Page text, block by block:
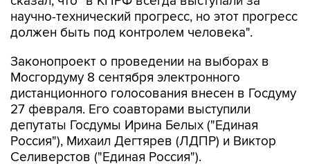
научно-технический прогресс, но этот прогресс
должен быть под контролем человека".
Законопроект о проведении на выборах в
Мосгордуму 8 сентября электронного
дистанционного голосования внесен в Госдуму
27 февраля. Его соавторами выступили
депутаты Госдумы Ирина Белых ("Единая
Россия"), Михаил Дегтярев (ЛДПР) и Виктор
Селиверстов ("Единая Россия").